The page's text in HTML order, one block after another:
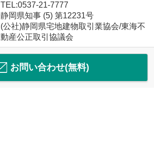
TEL:0537-21-7777
静岡県知事 (5) 第12231号
(公社)静岡県宅地建物取引業協会/東海不
動産公正取引協議会
お問い合わせ(無料)